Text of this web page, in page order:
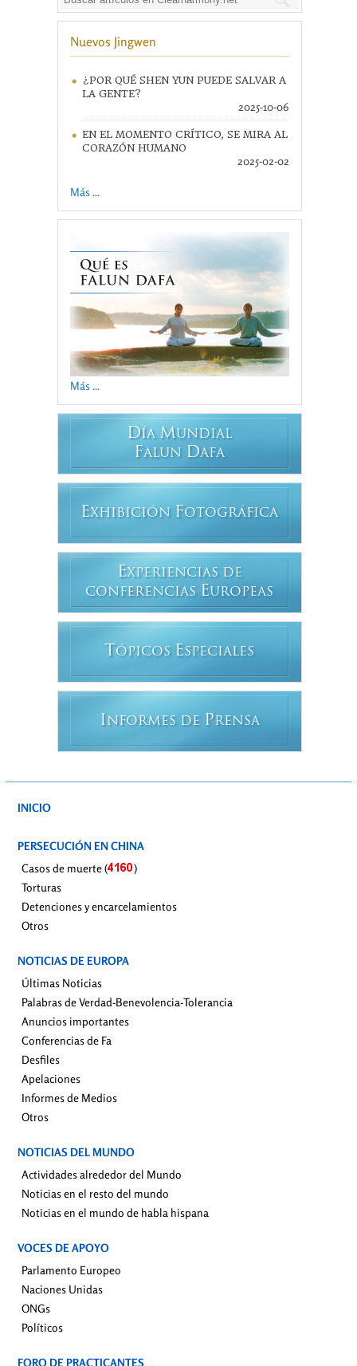
Nuevos Jingwen
¿POR QUÉ SHEN YUN PUEDE SALVAR A
LA GENTE?
2025-10-06
EN EL MOMENTO CRÍTICO, SE MIRA AL
CORAZÓN HUMANO
2025-02-02
Más ...
Más ...
DÍA MUNDIAL
FALUN DAFA
EXHIBICIÓN FOTOGRÁFICA
EXPERIENCIAS DE
CONFERENCIAS EUROPEAS
T ÓPICOS ESPECIALES
INFORMES DE PRENSA
INICIO
PERSECUCIÓN EN CHINA
Casos de muerte (
)
Torturas
Detenciones y encarcelamientos
Otros
NOTICIAS DE EUROPA
Últimas Noticias
Palabras de Verdad-Benevolencia-Tolerancia
Anuncios importantes
Conferencias de Fa
Desfiles
Apelaciones
Informes de Medios
Otros
NOTICIAS DEL MUNDO
Actividades alrededor del Mundo
Noticias en el resto del mundo
Noticias en el mundo de habla hispana
VOCES DE APOYO
Parlamento Europeo
Naciones Unidas
ONGs
Políticos
FORO DE PRACTICANTES